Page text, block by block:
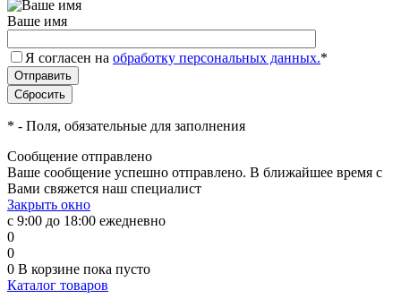
Ваше имя
Я согласен на обработку персональных данных.*
* - Поля, обязательные для заполнения
Сообщение отправлено
Ваше сообщение успешно отправлено. В ближайшее время с
Вами свяжется наш специалист
Закрыть окно
с 9:00 до 18:00 ежедневно
0
0
0 В корзине пока пусто
Каталог товаров